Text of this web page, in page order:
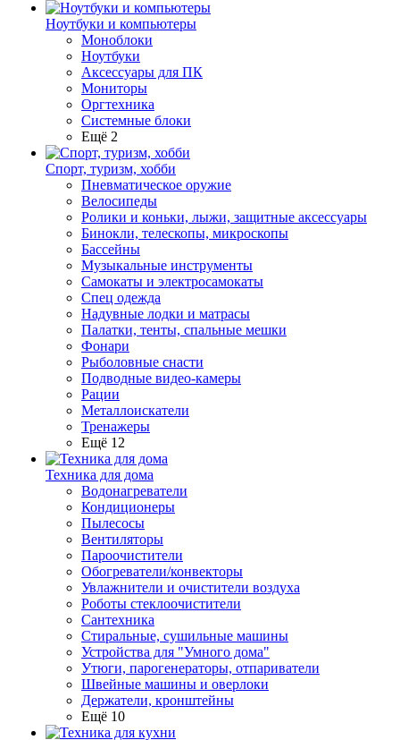
Ноутбуки и компьютеры
Моноблоки
Ноутбуки
Аксессуары для ПК
Мониторы
Оргтехника
Системные блоки
Ещё 2
Спорт, туризм, хобби
Пневматическое оружие
Велосипеды
Ролики и коньки, лыжи, защитные аксессуары
Бинокли, телескопы, микроскопы
Бассейны
Музыкальные инструменты
Самокаты и электросамокаты
Спец одежда
Надувные лодки и матрасы
Палатки, тенты, спальные мешки
Фонари
Рыболовные снасти
Подводные видео-камеры
Рации
Металлоискатели
Тренажеры
Ещё 12
Техника для дома
Водонагреватели
Кондиционеры
Пылесосы
Вентиляторы
Пароочистители
Обогреватели/конвекторы
Увлажнители и очистители воздуха
Роботы стеклоочистители
Сантехника
Стиральные, сушильные машины
Устройства для "Умного дома"
Утюги, парогенераторы, отпариватели
Швейные машины и оверлоки
Держатели, кронштейны
Ещё 10